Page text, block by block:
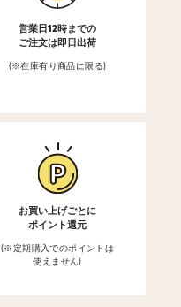
営業日12時までの
ご注文は即日出荷
(※在庫有り商品に限る)
お買い上げごとに
ポイント還元
(※定期購入でのポイントは
使えません)